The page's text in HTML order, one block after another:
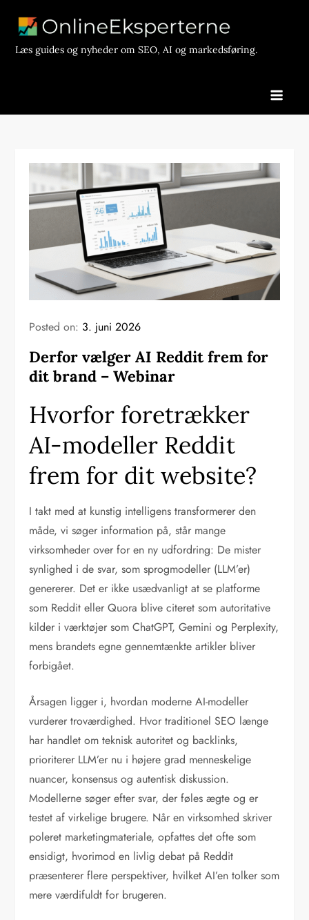
contentLæs guides og nyheder om SEO, AI og markedsføring.
Posted on: 3. juni 2026
Derfor vælger AI Reddit frem for
dit brand – Webinar
Hvorfor foretrækker
AI-modeller Reddit
frem for dit website?
I takt med at kunstig intelligens transformerer den
måde, vi søger information på, står mange
virksomheder over for en ny udfordring: De mister
synlighed i de svar, som sprogmodeller (LLM’er)
genererer. Det er ikke usædvanligt at se platforme
som Reddit eller Quora blive citeret som autoritative
kilder i værktøjer som ChatGPT, Gemini og Perplexity,
mens brandets egne gennemtænkte artikler bliver
forbigået.
Årsagen ligger i, hvordan moderne AI-modeller
vurderer troværdighed. Hvor traditionel SEO længe
har handlet om teknisk autoritet og backlinks,
prioriterer LLM’er nu i højere grad menneskelige
nuancer, konsensus og autentisk diskussion.
Modellerne søger efter svar, der føles ægte og er
testet af virkelige brugere. Når en virksomhed skriver
poleret marketingmateriale, opfattes det ofte som
ensidigt, hvorimod en livlig debat på Reddit
præsenterer flere perspektiver, hvilket AI’en tolker som
mere værdifuldt for brugeren.